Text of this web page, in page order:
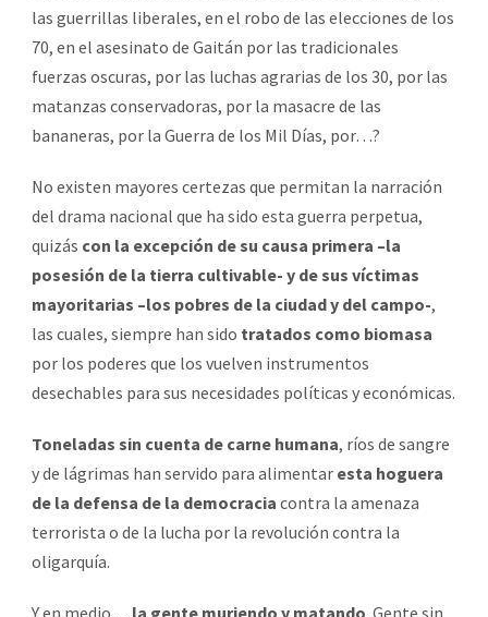
las guerrillas liberales, en el robo de las elecciones de los
70, en el asesinato de Gaitán por las tradicionales
fuerzas oscuras, por las luchas agrarias de los 30, por las
matanzas conservadoras, por la masacre de las
bananeras, por la Guerra de los Mil Días, por…?
No existen mayores certezas que permitan la narración
del drama nacional que ha sido esta guerra perpetua,
quizás con la excepción de su causa primera –la
posesión de la tierra cultivable- y de sus víctimas
mayoritarias –los pobres de la ciudad y del campo-,
las cuales, siempre han sido tratados como biomasa
por los poderes que los vuelven instrumentos
desechables para sus necesidades políticas y económicas.
Toneladas sin cuenta de carne humana, ríos de sangre
y de lágrimas han servido para alimentar esta hoguera
de la defensa de la democracia contra la amenaza
terrorista o de la lucha por la revolución contra la
oligarquía.
Y en medio… la gente muriendo y matando. Gente sin